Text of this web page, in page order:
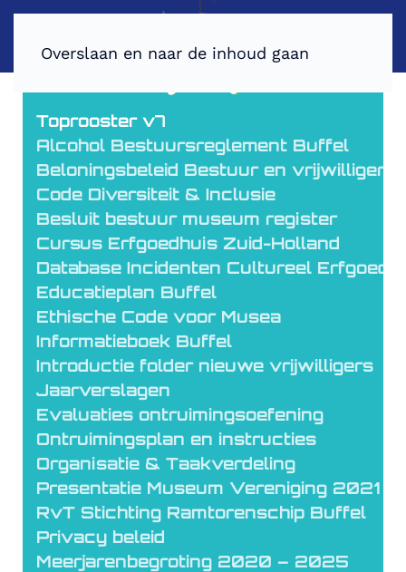
Overslaan en naar de inhoud gaan
Toprooster v7
Alcohol Bestuursreglement Buffel
Beloningsbeleid Bestuur en vrijwilligers
Code Diversiteit & Inclusie
Besluit bestuur museum register
Cursus Erfgoedhuis Zuid-Holland
Database Incidenten Cultureel Erfgoed
Educatieplan Buffel
Ethische Code voor Musea
Informatieboek Buffel
Introductie folder nieuwe vrijwilligers
Jaarverslagen
Evaluaties ontruimingsoefening
Ontruimingsplan en instructies
Organisatie & Taakverdeling
Presentatie Museum Vereniging 2021
RvT Stichting Ramtorenschip Buffel
Privacy beleid
Meerjarenbegroting 2020 – 2025